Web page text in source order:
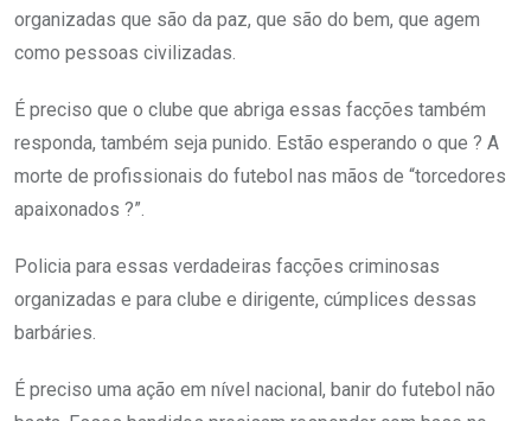
organizadas que são da paz, que são do bem, que agem
como pessoas civilizadas.
É preciso que o clube que abriga essas facções também
responda, também seja punido. Estão esperando o que ? A
morte de profissionais do futebol nas mãos de “torcedores
apaixonados ?”.
Policia para essas verdadeiras facções criminosas
organizadas e para clube e dirigente, cúmplices dessas
barbáries.
É preciso uma ação em nível nacional, banir do futebol não